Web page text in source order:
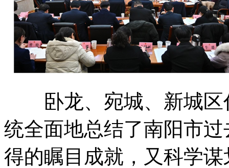
卧龙、宛城、新城区
统全面地总结了南阳市
得的瞩目成就，又科学